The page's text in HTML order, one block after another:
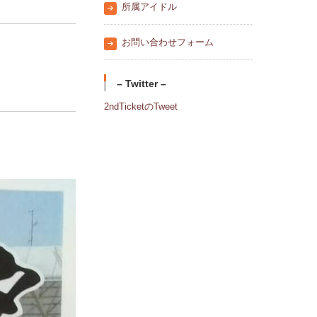
所属アイドル
お問い合わせフォーム
– Twitter –
2ndTicketのTweet